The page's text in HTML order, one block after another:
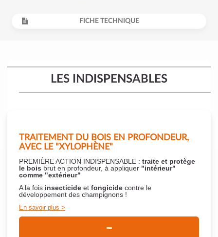
FICHE TECHNIQUE
LES INDISPENSABLES
TRAITEMENT DU BOIS EN PROFONDEUR,
AVEC LE "XYLOPHÈNE"
PREMIÈRE ACTION INDISPENSABLE : traite et protège
le bois brut en profondeur, à appliquer "intérieur"
comme "extérieur"
A la fois insecticide et fongicide contre le
développement des champignons !
En savoir plus